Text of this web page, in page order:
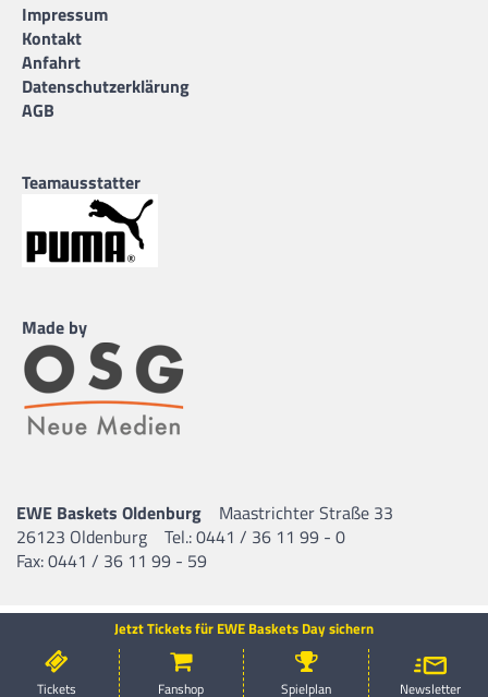
Tickets Fanshop Spielplan Newsletter
Jetzt Tickets für EWE Baskets Day sichern
Impressum
Kontakt
Anfahrt
Datenschutzerklärung
AGB
Teamausstatter
Made by
EWE Baskets Oldenburg
Maastrichter Straße 33
26123 Oldenburg
Tel.: 0441 / 36 11 99 - 0
Fax: 0441 / 36 11 99 - 59